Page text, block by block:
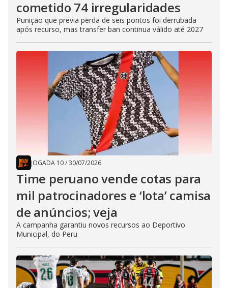
cometido 74 irregularidades
Punição que previa perda de seis pontos foi derrubada
após recurso, mas transfer ban continua válido até 2027
JOGADA 10/30/07/2026
Time peruano vende cotas para
mil patrocinadores e ‘lota’ camisa
de anúncios; veja
A campanha garantiu novos recursos ao Deportivo
Municipal, do Peru